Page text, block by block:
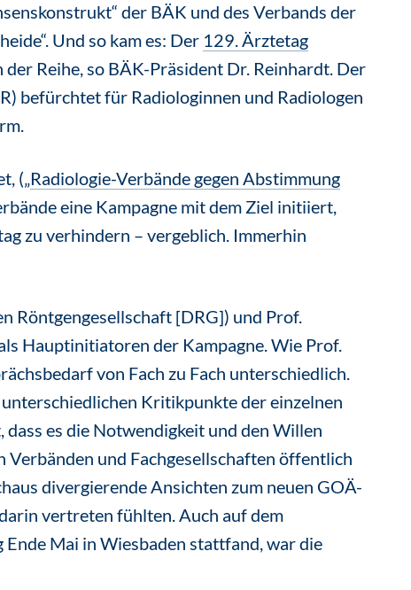
der BÄK und des Verbands der
Und so kam es: Der 129. Ärztetag
Reihe, so BÄK-Präsident Dr. Reinhardt. Der
befürchtet für Radiologinnen und Radiologen
(„Radiologie-Verbände gegen Abstimmung
eine Kampagne mit dem Ziel initiiert,
zu verhindern – vergeblich. Immerhin
Röntgengesellschaft [DRG]) und Prof.
Hauptinitiatoren der Kampagne. Wie Prof.
von Fach zu Fach unterschiedlich.
Kritikpunkte der einzelnen
es die Notwendigkeit und den Willen
Verbänden und Fachgesellschaften öffentlich
divergierende Ansichten zum neuen GOÄ-
vertreten fühlten. Auch auf dem
Mai in Wiesbaden stattfand, war die